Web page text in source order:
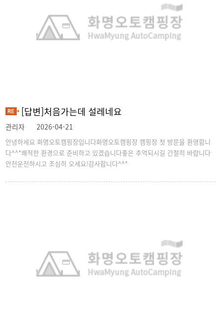
[답변]처음가는데 설레네요
관리자 2026-04-21
안녕하세요 화명오토캠핑장입니다화명오토캠핑장 캠핑장 첫 방문을 환영합니
다^^*쾌적한 환경으로 준비하고 있겠습니다좋은 추억되시길 간절히 바랍니다
안전운전하시고 조심히 오세요!감사합니다^^*